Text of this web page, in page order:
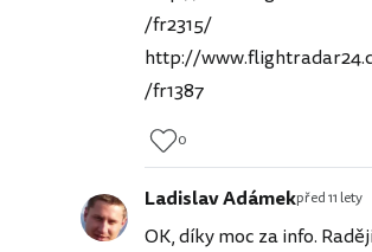
/fr2315/
http://
/fr1387
0
Ladislav Adámekpřed 11 lety
OK, díky moc za info.